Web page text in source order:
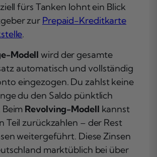
fürs Tanken lohnt ein Blick
zur Prepaid-Kreditkarte
.
Modell wird der gesamte
automatisch und vollständig
eingezogen. Du zahlst keine
du den Saldo pünktlich
Revolving-Modell kannst
Teil zurückzahlen – der Rest
weitergeführt. Diese Zinsen
marktüblich bei über